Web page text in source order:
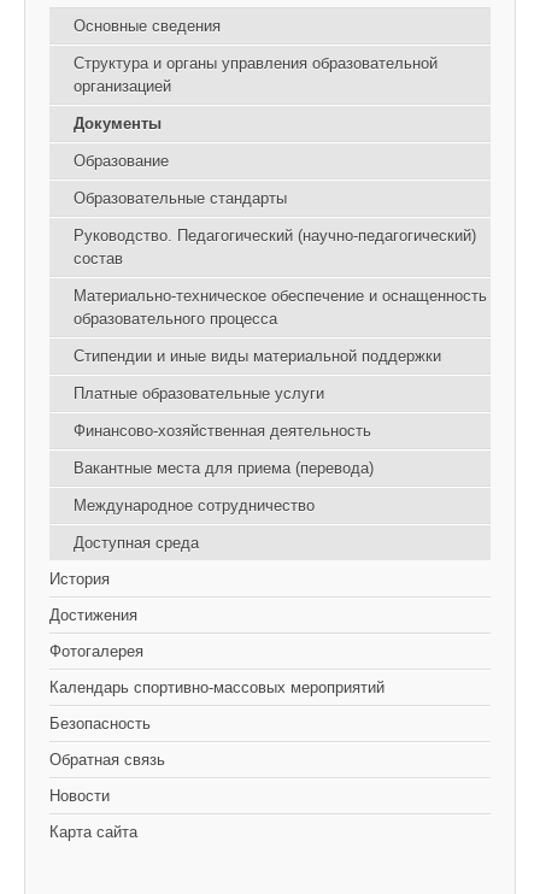
Основные сведения
Структура и органы управления образовательной
организацией
Документы
Образование
Образовательные стандарты
Руководство. Педагогический (научно-педагогический)
состав
Материально-техническое обеспечение и оснащенность
образовательного процесса
Стипендии и иные виды материальной поддержки
Платные образовательные услуги
Финансово-хозяйственная деятельность
Вакантные места для приема (перевода)
Международное сотрудничество
Доступная среда
История
Достижения
Фотогалерея
Календарь спортивно-массовых мероприятий
Безопасность
Обратная связь
Новости
Карта сайта